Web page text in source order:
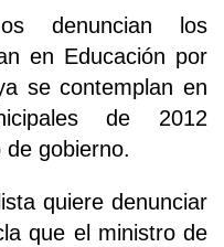
denuncian los
en Educación por
se contemplan en
de 2012
gobierno.
quiere denunciar
que el ministro de